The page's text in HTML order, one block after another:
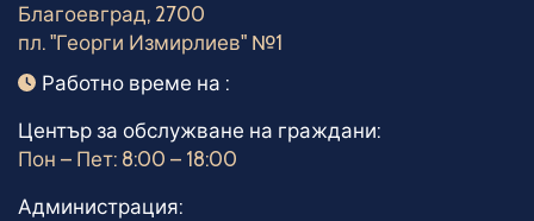
Благоевград, 2700
пл. "Георги Измирлиев" №1
Работно време
Работно време на :
Център за обслужване на граждани:
Пон – Пет: 8:00 – 18:00
Администрация: